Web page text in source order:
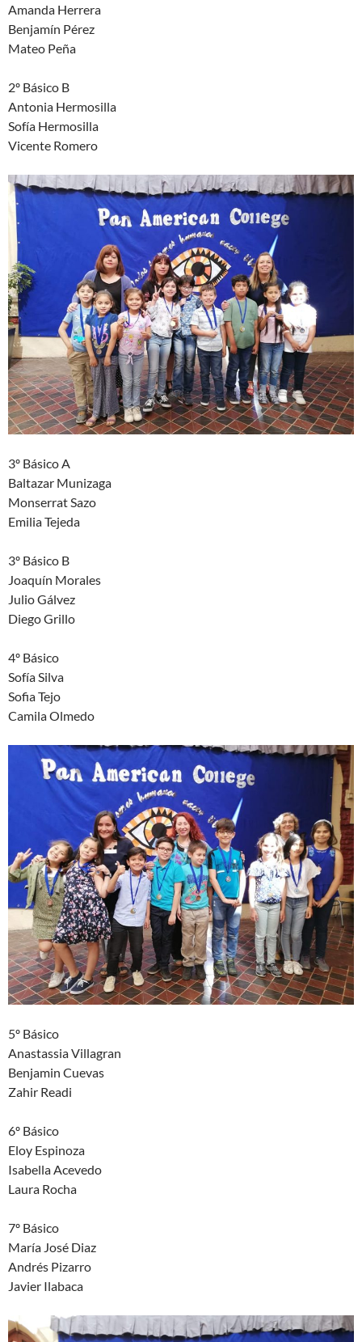
Amanda Herrera
Benjamín Pérez
Mateo Peña
2º Básico B
Antonia Hermosilla
Sofía Hermosilla
Vicente Romero
3º Básico A
Baltazar Munizaga
Monserrat Sazo
Emilia Tejeda
3º Básico B
Joaquín Morales
Julio Gálvez
Diego Grillo
4º Básico
Sofía Silva
Sofia Tejo
Camila Olmedo
5º Básico
Anastassia Villagran
Benjamin Cuevas
Zahir Readi
6º Básico
Eloy Espinoza
Isabella Acevedo
Laura Rocha
7º Básico
María José Diaz
Andrés Pizarro
Javier Ilabaca